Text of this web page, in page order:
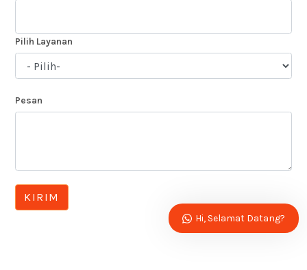
Pilih Layanan
Pesan
KIRIM
Hi, Selamat Datang?